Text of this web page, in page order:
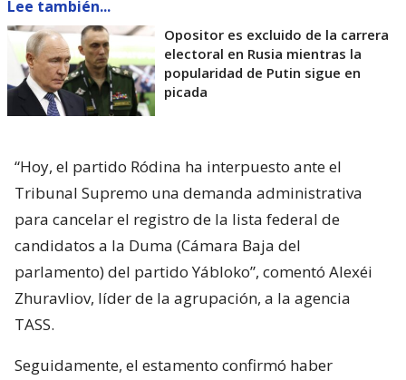
Lee también...
Opositor es excluido de la carrera
electoral en Rusia mientras la
popularidad de Putin sigue en
picada
“Hoy, el partido Ródina ha interpuesto ante el
Tribunal Supremo una demanda administrativa
para cancelar el registro de la lista federal de
candidatos a la Duma (Cámara Baja del
parlamento) del partido Yábloko”, comentó Alexéi
Zhuravliov, líder de la agrupación, a la agencia
TASS.
Seguidamente, el estamento confirmó haber